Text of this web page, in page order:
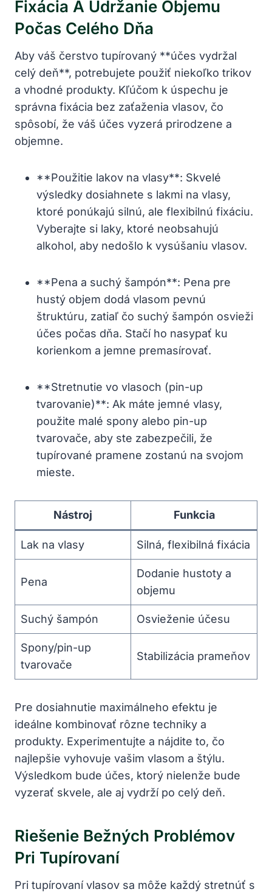
Fixácia A Udržanie Objemu
Počas Celého Dňa
Aby váš čerstvo tupírovaný **účes vydržal
celý deň**, potrebujete použiť niekoľko trikov
a vhodné produkty. Kľúčom k úspechu je
správna fixácia bez zaťaženia vlasov, čo
spôsobí, že váš účes vyzerá prirodzene a
objemne.
**Použitie lakov na vlasy**: Skvelé
výsledky dosiahnete s lakmi na vlasy,
ktoré ponúkajú silnú, ale flexibilnú fixáciu.
Vyberajte si laky, ktoré neobsahujú
alkohol, aby nedošlo k vysúšaniu vlasov.
**Pena a suchý šampón**: Pena pre
hustý objem dodá vlasom pevnú
štruktúru, zatiaľ čo suchý šampón osvieži
účes počas dňa. Stačí ho nasypať ku
korienkom a jemne premasírovať.
**Stretnutie vo vlasoch (pin-up
tvarovanie)**: Ak máte jemné vlasy,
použite malé spony alebo pin-up
tvarovače, aby ste zabezpečili, že
tupírované pramene zostanú na svojom
mieste.
Nástroj Funkcia
Lak na vlasy Silná, flexibilná fixácia
Pena
Dodanie hustoty a
objemu
Suchý šampón Osvieženie účesu
Spony/pin-up
tvarovače
Stabilizácia prameňov
Pre dosiahnutie maximálneho efektu je
ideálne kombinovať rôzne techniky a
produkty. Experimentujte a nájdite to, čo
najlepšie vyhovuje vašim vlasom a štýlu.
Výsledkom bude účes, ktorý nielenže bude
vyzerať skvele, ale aj vydrží po celý deň.
Riešenie Bežných Problémov
Pri Tupírovaní
Pri tupírovaní vlasov sa môže každý stretnúť s